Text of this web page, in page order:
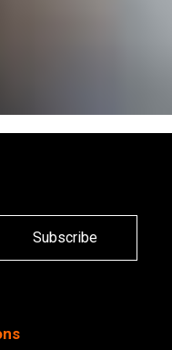
Subscribe